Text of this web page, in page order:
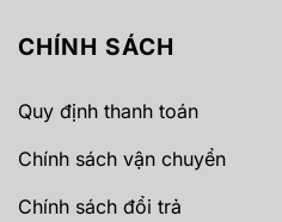
CHÍNH SÁCH
Quy định thanh toán
Chính sách vận chuyển
Chính sách đổi trả